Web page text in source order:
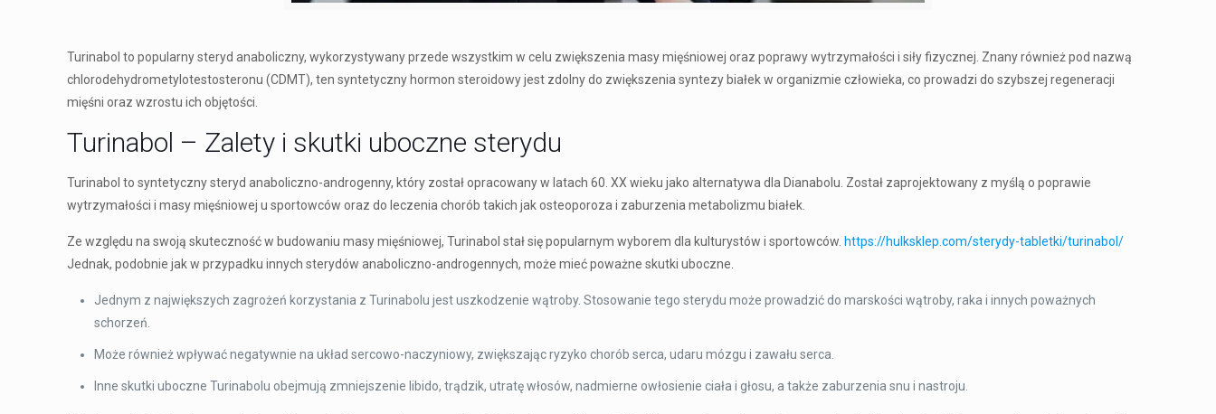
Turinabol to popularny steryd anaboliczny, wykorzystywany przede wszystkim w celu zwiększenia masy mięśniowej oraz poprawy wytrzymałości i siły fizycznej. Znany również pod nazwą
chlorodehydrometylotestosteronu (CDMT), ten syntetyczny hormon steroidowy jest zdolny do zwiększenia syntezy białek w organizmie człowieka, co prowadzi do szybszej regeneracji
mięśni oraz wzrostu ich objętości.
Turinabol – Zalety i skutki uboczne sterydu
Turinabol to syntetyczny steryd anaboliczno-androgenny, który został opracowany w latach 60. XX wieku jako alternatywa dla Dianabolu. Został zaprojektowany z myślą o poprawie
wytrzymałości i masy mięśniowej u sportowców oraz do leczenia chorób takich jak osteoporoza i zaburzenia metabolizmu białek.
Ze względu na swoją skuteczność w budowaniu masy mięśniowej, Turinabol stał się popularnym wyborem dla kulturystów i sportowców. https://hulksklep.com/sterydy-tabletki/turinabol/
Jednak, podobnie jak w przypadku innych sterydów anaboliczno-androgennych, może mieć poważne skutki uboczne.
Jednym z największych zagrożeń korzystania z Turinabolu jest uszkodzenie wątroby. Stosowanie tego sterydu może prowadzić do marskości wątroby, raka i innych poważnych
schorzeń.
Może również wpływać negatywnie na układ sercowo-naczyniowy, zwiększając ryzyko chorób serca, udaru mózgu i zawału serca.
Inne skutki uboczne Turinabolu obejmują zmniejszenie libido, trądzik, utratę włosów, nadmierne owłosienie ciała i głosu, a także zaburzenia snu i nastroju.